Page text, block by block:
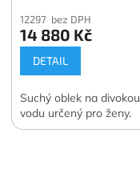
12297 bez DPH
14 880 Kč
DETAIL
Suchý oblek na divokou
vodu určený pro ženy.